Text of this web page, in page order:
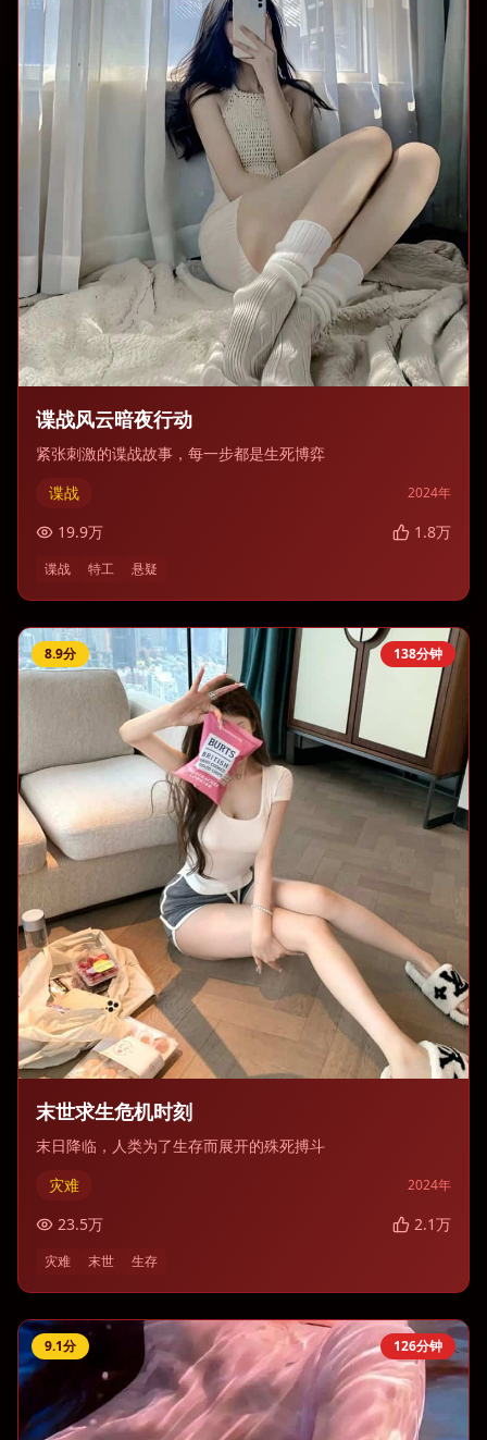
谍战风云暗夜行动
紧张刺激的谍战故事，每一步都是生死博弈
谍战
2024年
19.9万 1.8万
谍战 特工 悬疑
138分钟
8.9分
末世求生危机时刻
末日降临，人类为了生存而展开的殊死搏斗
灾难
2024年
23.5万 2.1万
灾难 末世 生存
126分钟
9.1分